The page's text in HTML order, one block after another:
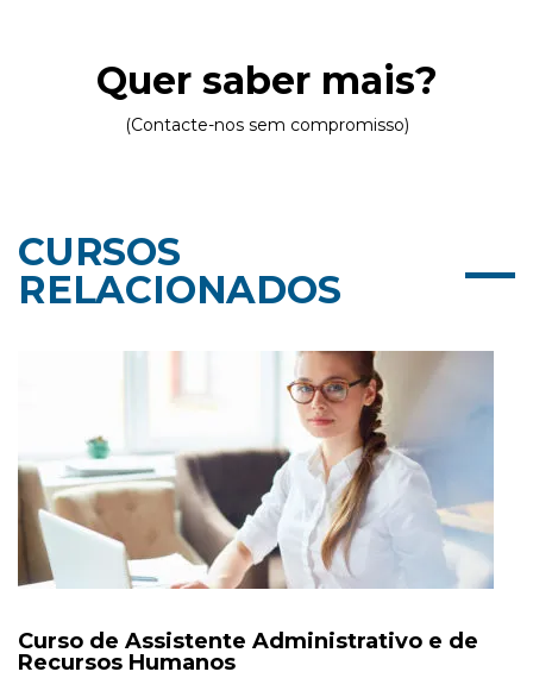
Quer saber mais?
(Contacte-nos sem compromisso)
CURSOS
RELACIONADOS
Curso de Assistente Administrativo e de
Recursos Humanos